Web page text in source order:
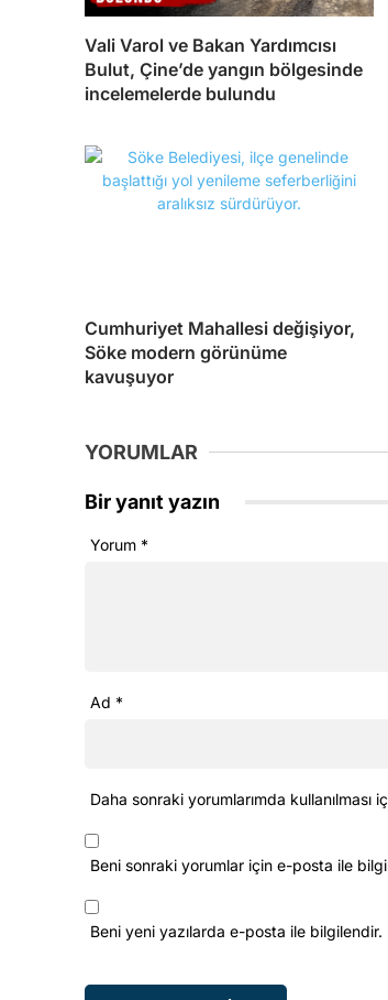
Vali Varol ve Bakan Yardımcısı
Bulut, Çine’de yangın bölgesinde
incelemelerde bulundu
Cumhuriyet Mahallesi değişiyor,
Söke modern görünüme
kavuşuyor
YORUMLAR
Bir yanıt yazın
Yorum *
Ad *
Daha sonraki yorumlarımda
Beni sonraki yorumlar için e-posta ile
Beni yeni yazılarda e-posta ile bilgilendir.